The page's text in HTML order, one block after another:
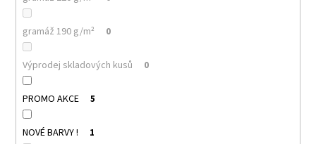
gramáž 190 g/m² 0
Výprodej skladových kusů 0
PROMO AKCE 5
NOVÉ BARVY ! 1
VOLNÝ
STŘIH
106
Kč